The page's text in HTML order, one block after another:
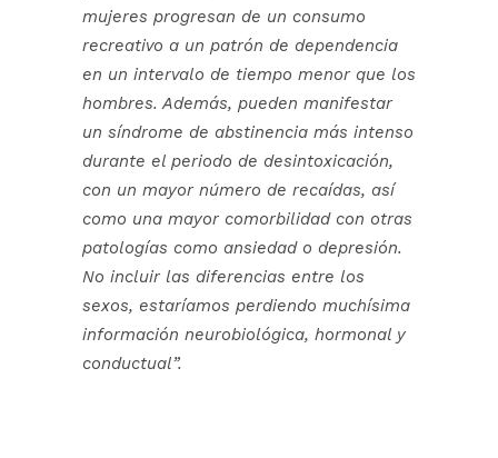
mujeres progresan de un consumo
recreativo a un patrón de dependencia
en un intervalo de tiempo menor que los
hombres. Además, pueden manifestar
un síndrome de abstinencia más intenso
durante el periodo de desintoxicación,
con un mayor número de recaídas, así
como una mayor comorbilidad con otras
patologías como ansiedad o depresión.
No incluir las diferencias entre los
sexos, estaríamos perdiendo muchísima
información neurobiológica, hormonal y
conductual”.